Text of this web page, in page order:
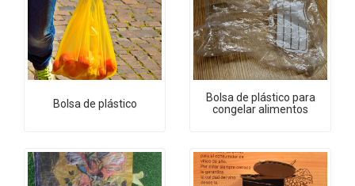
Bolsa de plástico
Bolsa de plástico para
congelar alimentos